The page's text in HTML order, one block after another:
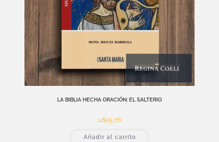
LA BIBLIA HECHA ORACIÓN: EL SALTERIO
u$s5,76
Añadir al carrito